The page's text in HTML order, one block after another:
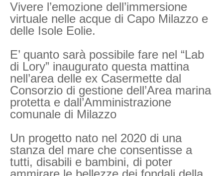
Vivere l’emozione dell’immersione
virtuale nelle acque di Capo Milazzo e
delle Isole Eolie.
E’ quanto sarà possibile fare nel “Lab
di Lory” inaugurato questa mattina
nell’area delle ex Casermette dal
Consorzio di gestione dell’Area marina
protetta e dall’Amministrazione
comunale di Milazzo
Un progetto nato nel 2020 di una
stanza del mare che consentisse a
tutti, disabili e bambini, di poter